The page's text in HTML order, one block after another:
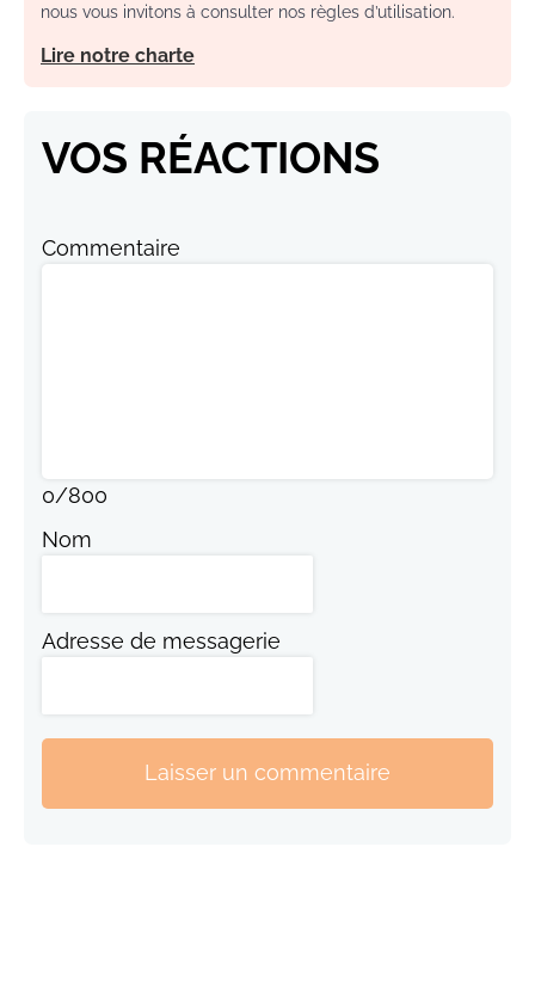
nous vous invitons à consulter nos règles d’utilisation.
Lire notre charte
VOS RÉACTIONS
Commentaire
0/800
Nom
Adresse de messagerie
Laisser un commentaire